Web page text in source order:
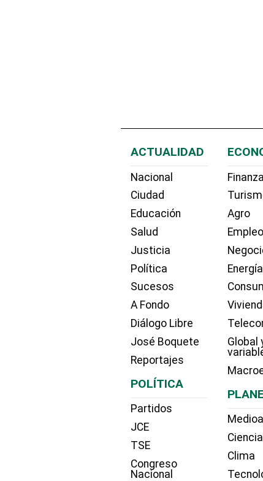
ACTUALIDAD
Nacional
Ciudad
Educación
Salud
Justicia
Política
Sucesos
A Fondo
Diálogo Libre
José Boquete
Reportajes
POLÍTICA
Partidos
JCE
TSE
Congreso
Nacional
Agro
Empleo
Energía
Global
Ciencia
Clima